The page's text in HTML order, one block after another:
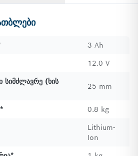
3 Ah
12.0 V
სიმძლავრე (ხის
25 mm
0.8 kg
Lithium-
Ion